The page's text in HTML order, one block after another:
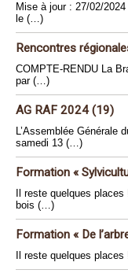
Mise à jour : 27/02/
le (…)
Rencontres
COMPTE-RENDU La
par (…)
AG RAF 2024 (19)
L’Assemblée Générale
samedi 13 (…)
Formation «
Il reste quelques
bois (…)
Formation « De
Il reste quelques